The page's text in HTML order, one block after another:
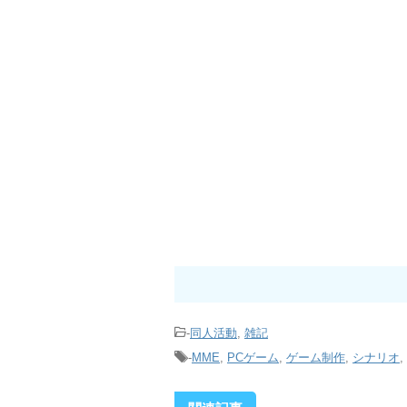
-同人活動, 雑記
-MME, PCゲーム, ゲーム制作, シナリオ,